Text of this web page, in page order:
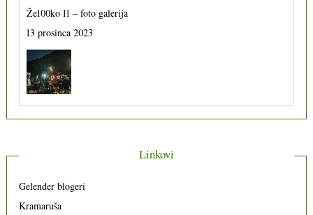
Že100ko 11 – foto galerija
13 prosinca 2023
Linkovi
Gelender blogeri
Kramaruša